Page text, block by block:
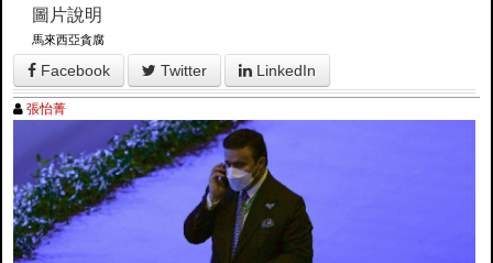
圖片說明
馬來西亞貪腐
Facebook Twitter LinkedIn
張怡菁